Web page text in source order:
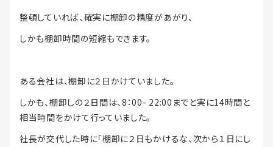
整頓していれば、確実に棚卸の精度があがり、
しかも棚卸時間の短縮もできます。
ある会社は、棚卸に２日かけていました。
しかも、棚卸しの２日間は、8：00- 22:00までと実に14時間と
相当時間をかけて行っていました。
社長が交代した時に「棚卸に２日もかけるな、次から１日にし